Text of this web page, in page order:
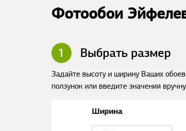
Фотообои
1 Выбрать размер
Задайте высоту и ширину Ваших
ползунок или введите значения
Ширина